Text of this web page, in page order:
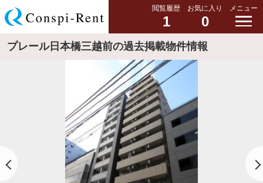
閲覧履歴
1
お気に入り
0
メニュー
プレール日本橋三越前の過去掲載物件情報